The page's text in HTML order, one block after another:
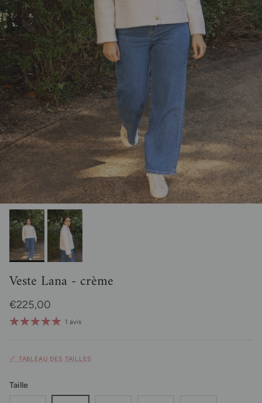
Veste Lana - crème
Prix habituel
€225,00
1 avis
📏 TABLEAU DES TAILLES
Taille